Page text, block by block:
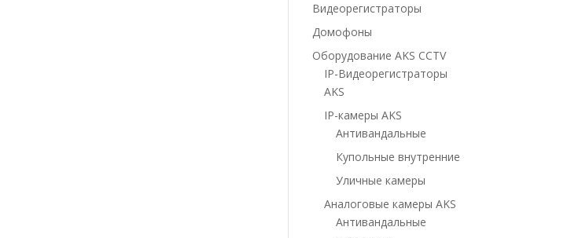
Видеорегистраторы
Домофоны
Оборудование AKS CCTV
IP-Видеорегистраторы
AKS
IP-камеры AKS
Антивандальные
Купольные внутренние
Уличные камеры
Аналоговые камеры AKS
Антивандальные